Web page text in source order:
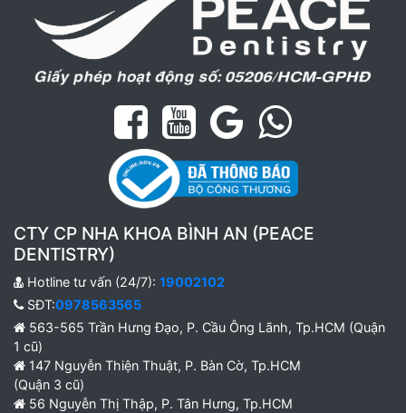
CTY CP NHA KHOA BÌNH AN (PEACE
DENTISTRY)
Hotline tư vấn (24/7): 19002102
SĐT:0978563565
563-565 Trần Hưng Đạo, P. Cầu Ông Lãnh, Tp.HCM (Quận
1 cũ)
147 Nguyễn Thiện Thuật, P. Bàn Cờ, Tp.HCM
(Quận 3 cũ)
56 Nguyễn Thị Thập, P. Tân Hưng, Tp.HCM